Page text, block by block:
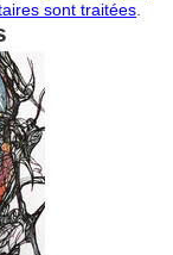
sont traitées